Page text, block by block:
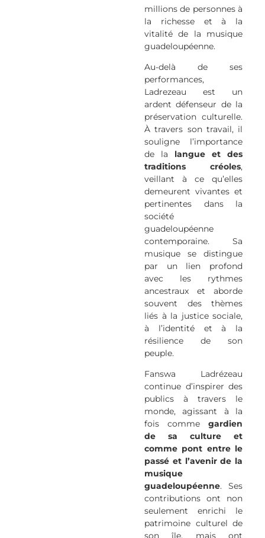
millions de personnes à
la richesse et à la
vitalité de la musique
guadeloupéenne.
Au-delà de ses
performances,
Ladrezeau est un
ardent défenseur de la
préservation culturelle.
À travers son travail, il
souligne l’importance
de la langue et des
traditions créoles,
veillant à ce qu’elles
demeurent vivantes et
pertinentes dans la
société
guadeloupéenne
contemporaine. Sa
musique se distingue
par un lien profond
avec les rythmes
ancestraux et aborde
souvent des thèmes
liés à la justice sociale,
à l’identité et à la
résilience de son
peuple.
Fanswa Ladrézeau
continue d’inspirer des
publics à travers le
monde, agissant à la
fois commegardien
de sa culture et
comme pont entre le
passé et l’avenir de la
musique
guadeloupéenne. Ses
contributions ont non
seulement enrichi le
patrimoine culturel de